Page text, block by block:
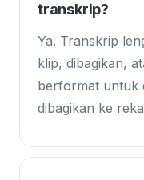
transkrip?
Ya. Transkrip
klip, dibagikan,
berformat untuk
dibagikan ke